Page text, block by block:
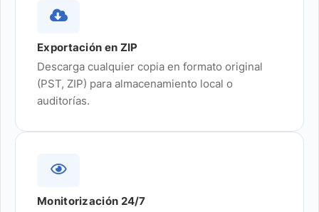
Exportación en ZIP
Descarga cualquier copia en formato original
(PST, ZIP) para almacenamiento local o
auditorías.
Monitorización 24/7